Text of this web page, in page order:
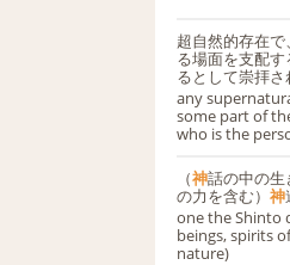
超自然的存在
る場面を支配
るとして崇拝
any
some part of
who is the
（神話の中の生
の力を含む） 神
one the Shinto
beings, spirits
nature)